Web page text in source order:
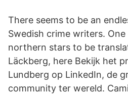
There seems to be an
Swedish crime writers.
northern stars to be
Läckberg, here Bekijk het
Lundberg op LinkedIn, de
community ter wereld.